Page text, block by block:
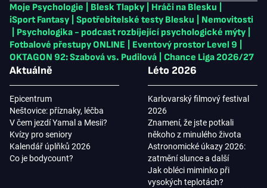
Moje Psychologie Blesk Tlapky Hráči na Blesku
iSport Fantasy
Spotřebitelské testy Blesku
Nemovitosti
Psychologika - podcast rozbíjející psychologické mýty
Fotbalové přestupy ONLINE
Eventový prostor Level 9
OKTAGON 92: Szabová vs. Pudilová
Chance Liga 2026/27
Aktuálně
Epicentrum
Neštovice: příznaky, léčba
V čem jezdí Yamal a Mesii?
Kvízy pro seniory
Kalendář úplňků 2026
Co je bodycount?
Léto 2026
Karlovarský filmový festival
2026
Znamení, že jste potkali
někoho z minulého života
Astronomické úkazy 2026:
zatmění slunce a další
Jak obléci miminko při
vysokých teplotách?